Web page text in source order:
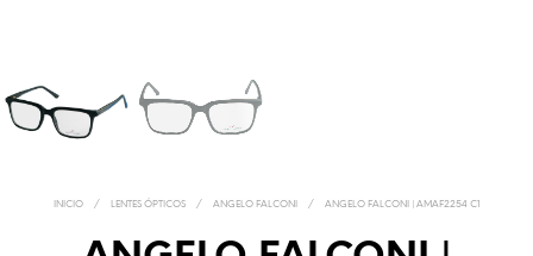
INICIO / LENTES ÓPTICOS / ANGELO FALCONI / ANGELO FALCONI | AMAF2254 C1